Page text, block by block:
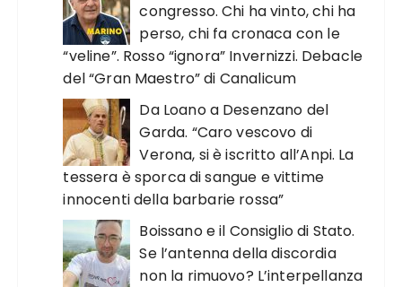
congresso. Chi ha vinto, chi ha
perso, chi fa cronaca con le
“veline”. Rosso “ignora” Invernizzi. Debacle
del “Gran Maestro” di Canalicum
Da Loano a Desenzano del
Garda. “Caro vescovo di
Verona, si è iscritto all’Anpi. La
tessera è sporca di sangue e vittime
innocenti della barbarie rossa”
Boissano e il Consiglio di Stato.
Se l’antenna della discordia
non la rimuovo? L’interpellanza